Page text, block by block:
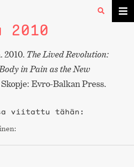
2010
2010. The Lived Revolution:
in Pain as the New
Skopje: Evro-Balkan Press.
viitattu tähän: